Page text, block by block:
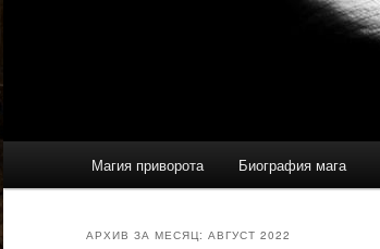
Магия приворота Биография мага
АРХИВ ЗА МЕСЯЦ: АВГУСТ 2022